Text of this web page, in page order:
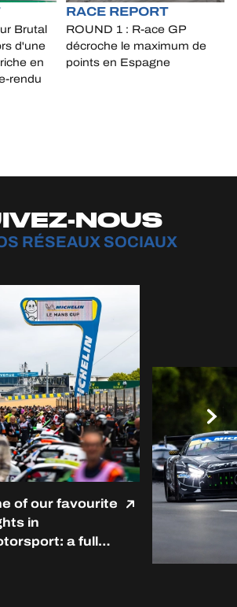
Brutal
d'une
en
rendu
RACE REPORT
ROUND 1 : R-ace GP
décroche le maximum de
points en Espagne
NOUS
RÉSEAUX SOCIAUX
of our favourite
in
a full